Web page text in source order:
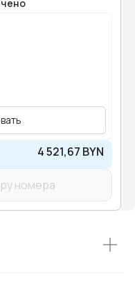
4 521,67 BYN
номера